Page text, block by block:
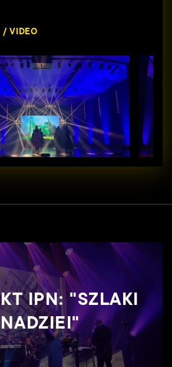
Realizacje
Kontakt
/ VIDEO
IPN: "SZLAKI
NADZIEI"